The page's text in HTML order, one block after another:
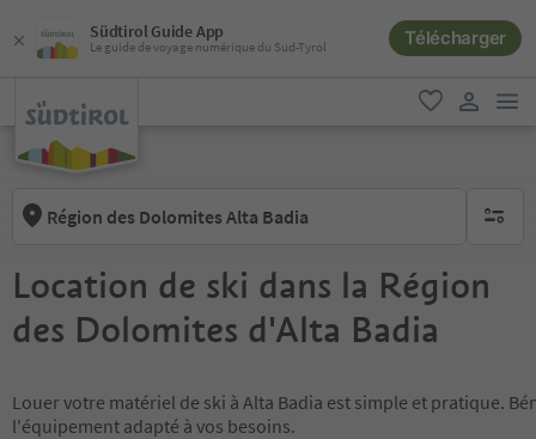
Südtirol Guide App
Le guide de voyage numérique du Sud-Tyrol Télécharger
favori
Région des Dolomites Alta Badia aucun
Location de ski dans la Région
des Dolomites d'Alta Badia
Louer votre matériel de ski à Alta Badia est simple et pratique.
l'équipement adapté à vos besoins.